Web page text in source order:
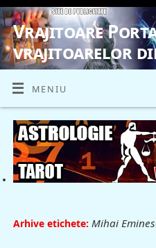
Vrajitoare
vrajitoarelor
VRAJITOARE, VRAJITOARELE,
MENIU
Arhive etichete: Mihai